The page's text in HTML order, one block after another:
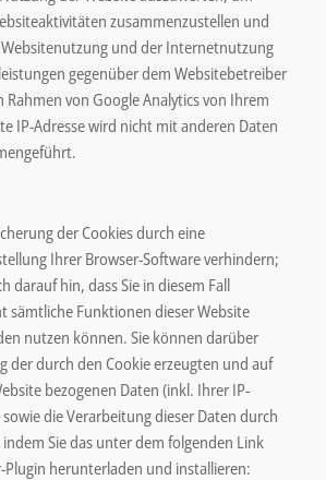
zusammenzustellen und
und der Internetnutzung
gegenüber dem Websitebetreiber
Rahmen von Google Analytics von Ihrem
IP-Adresse wird nicht mit anderen Daten
der Cookies durch eine
Ihrer Browser-Software verhindern;
darauf hin, dass Sie in diesem Fall
sämtliche Funktionen dieser Website
nutzen können. Sie können darüber
der durch den Cookie erzeugten und auf
bezogenen Daten (inkl. Ihrer IP-
die Verarbeitung dieser Daten durch
Sie das unter dem folgenden Link
Plugin herunterladen und installieren: